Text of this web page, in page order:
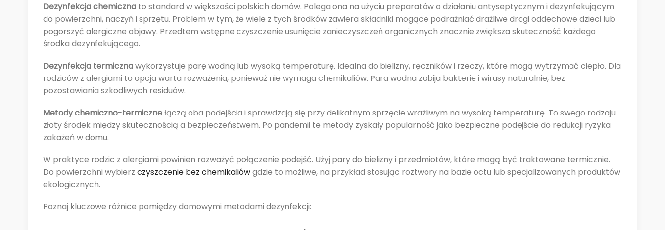
Dezynfekcja chemiczna to standard w większości polskich domów. Polega ona na użyciu preparatów o działaniu antyseptycznym i dezynfekującym
do powierzchni, naczyń i sprzętu. Problem w tym, że wiele z tych środków zawiera składniki mogące podrażniać drażliwe drogi oddechowe dzieci lub
pogorszyć alergiczne objawy. Przedtem wstępne czyszczenie usunięcie zanieczyszczeń organicznych znacznie zwiększa skuteczność każdego
środka dezynfekującego.
Dezynfekcja termicznawykorzystuje parę wodną lub wysoką temperaturę. Idealna do bielizny, ręczników i rzeczy, które mogą wytrzymać ciepło. Dla
rodziców z alergiami to opcja warta rozważenia, ponieważ nie wymaga chemikaliów. Para wodna zabija bakterie i wirusy naturalnie, bez
pozostawiania szkodliwych residuów.
Metody chemiczno-termicznełączą oba podejścia i sprawdzają się przy delikatnym sprzęcie wrażliwym na wysoką temperaturę. To swego rodzaju
złoty środek między skutecznością a bezpieczeństwem. Po pandemii te metody zyskały popularność jako bezpieczne podejście do redukcji ryzyka
zakażeń w domu.
W praktyce rodzic z alergiami powinien rozważyć połączenie podejść. Użyj pary do bielizny i przedmiotów, które mogą być traktowane termicznie.
Do powierzchni wybierz czyszczenie bez chemikaliówgdzie to możliwe, na przykład stosując roztwory na bazie octu lub specjalizowanych produktów
ekologicznych.
Poznaj kluczowe różnice pomiędzy domowymi metodami dezynfekcji: